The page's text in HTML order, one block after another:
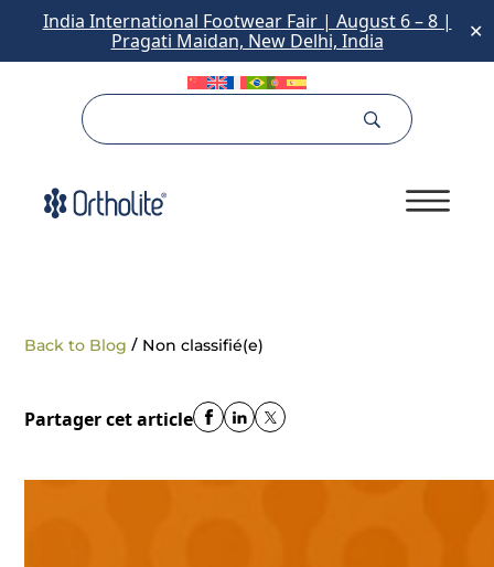
India International Footwear Fair | August 6 – 8 |
Pragati Maidan, New Delhi, India
✕
Back to Blog / Non classifié(e)
Partager cet article